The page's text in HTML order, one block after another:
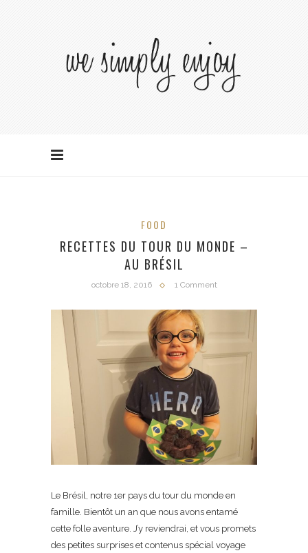
FOOD
RECETTES DU TOUR DU MONDE –
AU BRÉSIL
octobre 18, 2016 1 Comment
Le Brésil, notre 1er pays du tour du monde en
famille. Bientôt un an que nous avons entamé
cette folle aventure. J’y reviendrai, et vous promets
des petites surprises et contenus spécial voyage